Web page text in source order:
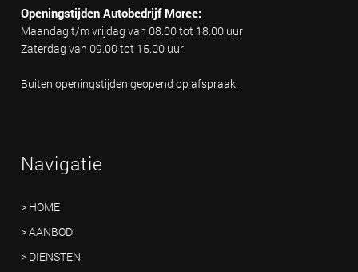
Openingstijden Autobedrijf Moree:
Maandag t/m vrijdag van 08.00 tot 18.00 uur
Zaterdag van 09.00 tot 15.00 uur
Buiten openingstijden geopend op afspraak.
Navigatie
> HOME
> AANBOD
> DIENSTEN